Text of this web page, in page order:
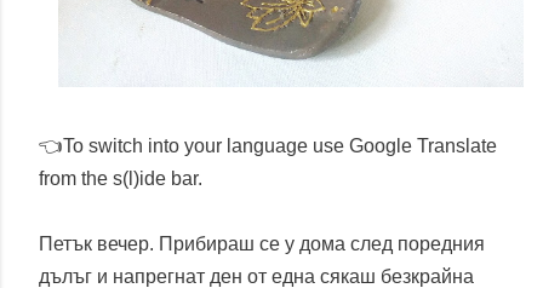
👈To switch into your language use Google Translate
from the s(l)ide bar.
Петък вечер. Прибираш се у дома след поредния
дълъг и напрегнат ден от една сякаш безкрайна